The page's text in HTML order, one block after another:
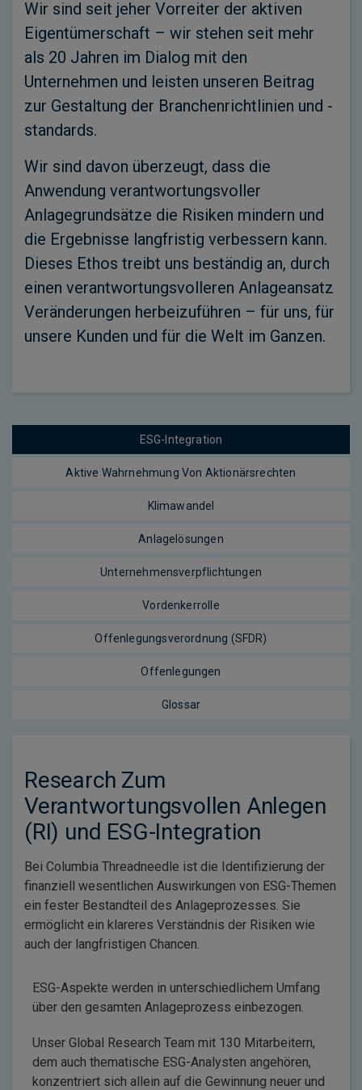
Wir sind seit jeher Vorreiter der aktiven
Eigentümerschaft – wir stehen seit mehr
als 20 Jahren im Dialog mit den
Unternehmen und leisten unseren Beitrag
zur Gestaltung der Branchenrichtlinien und -
standards.
Wir sind davon überzeugt, dass die
Anwendung verantwortungsvoller
Anlagegrundsätze die Risiken mindern und
die Ergebnisse langfristig verbessern kann.
Dieses Ethos treibt uns beständig an, durch
einen verantwortungsvolleren Anlageansatz
Veränderungen herbeizuführen – für uns, für
unsere Kunden und für die Welt im Ganzen.
ESG-Integration
Aktive Wahrnehmung Von Aktionärsrechten
Klimawandel
Anlagelösungen
Unternehmensverpflichtungen
Vordenkerrolle
Offenlegungsverordnung (SFDR)
Offenlegungen
Glossar
Research Zum
Verantwortungsvollen Anlegen
(RI) und ESG-Integration
Bei Columbia Threadneedle ist die Identifizierung der
finanziell wesentlichen Auswirkungen von ESG-Themen
ein fester Bestandteil des Anlageprozesses. Sie
ermöglicht ein klareres Verständnis der Risiken wie
auch der langfristigen Chancen.
ESG-Aspekte werden in unterschiedlichem Umfang
über den gesamten Anlageprozess einbezogen.
Unser Global Research Team mit 130 Mitarbeitern,
dem auch thematische ESG-Analysten angehören,
konzentriert sich allein auf die Gewinnung neuer und